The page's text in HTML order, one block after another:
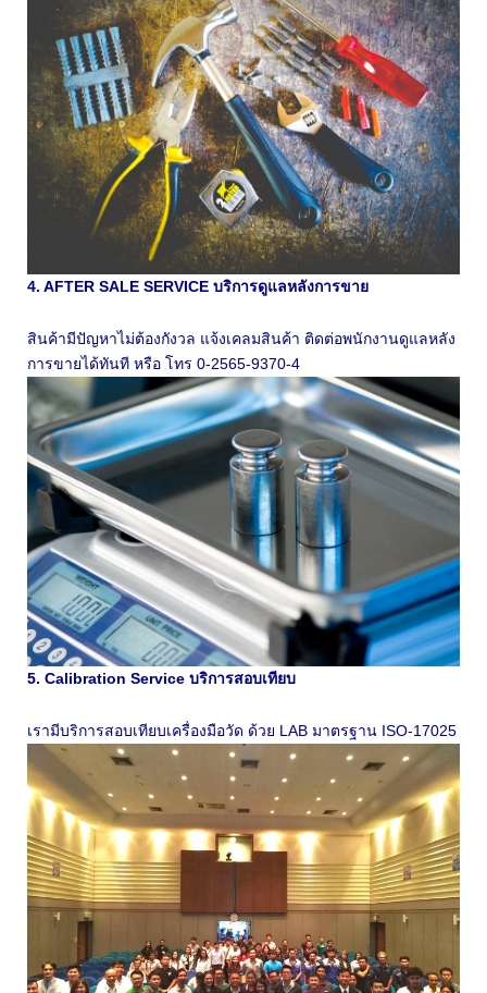
4. AFTER SALE SERVICE บริการดูแลหลังการขาย
สินค้ามีปัญหาไม่ต้องกังวล แจ้งเคลมสินค้า ติดต่อพนักงานดูแลหลัง
การขายได้ทันที หรือ โทร 0-2565-9370-4
5. Calibration Service บริการสอบเทียบ
เรามีบริการสอบเทียบเครื่องมือวัด ด้วย LAB มาตรฐาน ISO-17025